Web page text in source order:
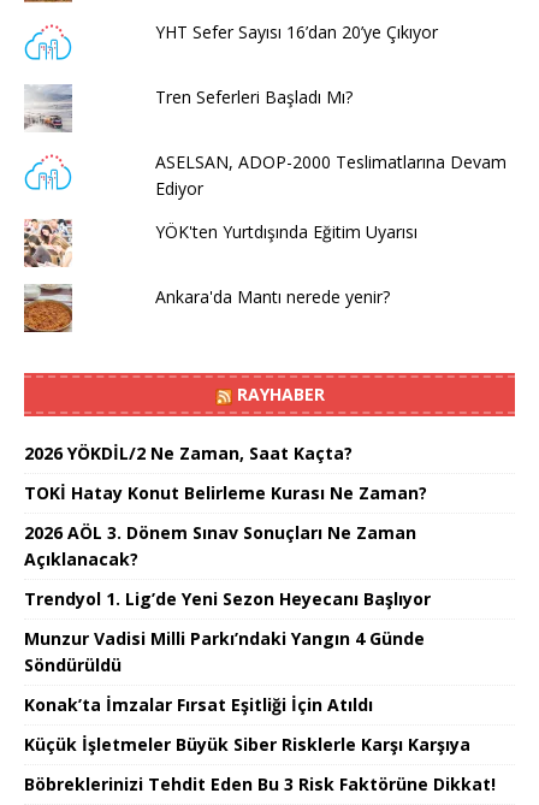
YHT Sefer Sayısı 16’dan 20’ye Çıkıyor
Tren Seferleri Başladı Mı?
ASELSAN, ADOP-2000 Teslimatlarına Devam
Ediyor
YÖK'ten Yurtdışında Eğitim Uyarısı
Ankara'da Mantı nerede yenir?
RAYHABER
2026 YÖKDİL/2 Ne Zaman, Saat Kaçta?
TOKİ Hatay Konut Belirleme Kurası Ne Zaman?
2026 AÖL 3. Dönem Sınav Sonuçları Ne Zaman
Açıklanacak?
Trendyol 1. Lig’de Yeni Sezon Heyecanı Başlıyor
Munzur Vadisi Milli Parkı’ndaki Yangın 4 Günde
Söndürüldü
Konak’ta İmzalar Fırsat Eşitliği İçin Atıldı
Küçük İşletmeler Büyük Siber Risklerle Karşı Karşıya
Böbreklerinizi Tehdit Eden Bu 3 Risk Faktörüne Dikkat!